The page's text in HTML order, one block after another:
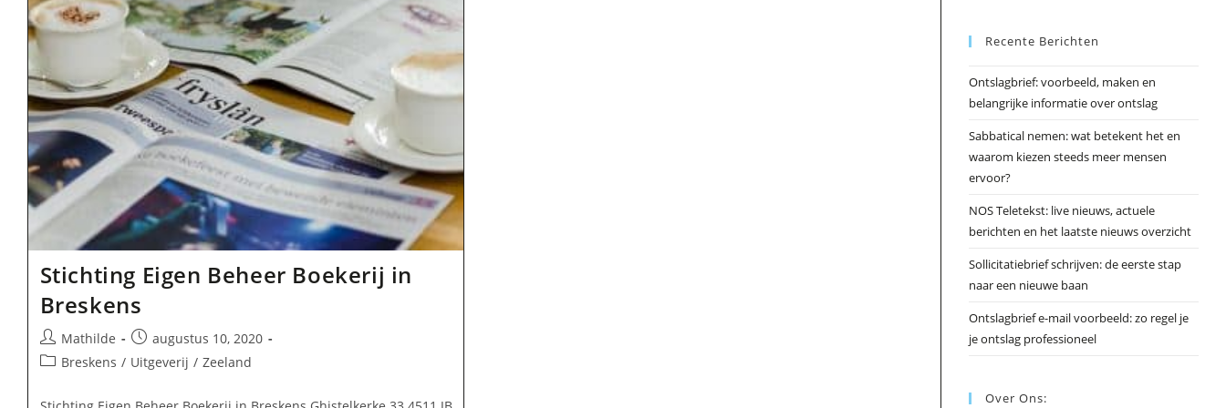
Stichting Eigen Beheer Boekerij in
Breskens
Bericht
auteur:
Mathilde
Bericht
gepubliceerd
op:
augustus 10, 2020
Berichtcategorie:
Breskens / Uitgeverij / Zeeland
Recente Berichten
Ontslagbrief: voorbeeld, maken en
belangrijke informatie over ontslag
Sabbatical nemen: wat betekent het en
waarom kiezen steeds meer mensen
ervoor?
NOS Teletekst: live nieuws, actuele
berichten en het laatste nieuws overzicht
Sollicitatiebrief schrijven: de eerste stap
naar een nieuwe baan
Ontslagbrief e-mail voorbeeld: zo regel je
je ontslag professioneel
Over Ons: